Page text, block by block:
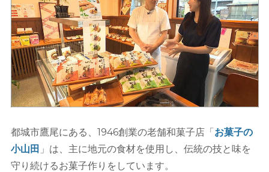
都城市鷹尾にある、1946創業の老舗和菓子店「お菓子の
小山田 」は、主に地元の食材を使用し、伝統の技と味を
守り続けるお菓子作りをしています。